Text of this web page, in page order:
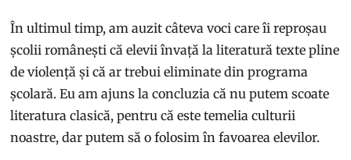
În ultimul timp, am auzit câteva voci care îi reproșau
școlii românești că elevii învață la literatură texte pline
de violență și că ar trebui eliminate din programa
școlară. Eu am ajuns la concluzia că nu putem scoate
literatura clasică, pentru că este temelia culturii
noastre, dar putem să o folosim în favoarea elevilor.